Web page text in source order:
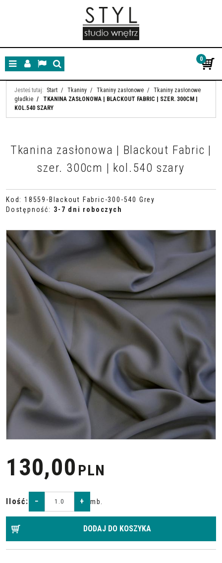
MenuPanelLangSzukaj
0
Jesteś tutaj: Start / Tkaniny / Tkaniny zasłonowe /
Tkaniny zasłonowe
gładkie /
TKANINA ZASŁONOWA | BLACKOUT FABRIC | SZER. 300CM |
KOL.540 SZARY
Tkanina zasłonowa | Blackout Fabric |
szer. 300cm | kol.540 szary
Kod : 18559-Blackout Fabric-300-540 Grey
Dostępność: 3-7 dni roboczych
130,00 PLN
Ilość: − + mb.
DODAJ DO KOSZYKA